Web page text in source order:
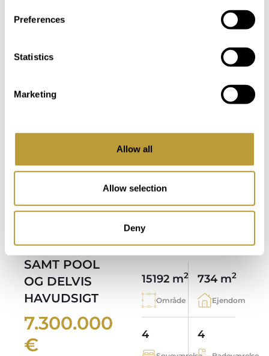
Preferences
Statistics
Marketing
Allow all
Allow selection
Deny
LMP17Se mere
FINCA-
MED 2
OG UDHUSE
SAMT POOL
OG DELVIS
HAVUDSIGT
7.300.000
€
EKSKLUSIVT HOS OS
flere fotos
LAL2479Se mere
STILVOLLE
ALARÓ
SÆLGER
15192 m2
Område
734 m2
Ejendom
4 4